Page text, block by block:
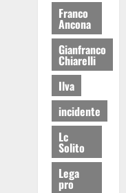
Franco
Ancona
Gianfranco
Chiarelli
Ilva
incidente
Lc
Solito
Lega
pro